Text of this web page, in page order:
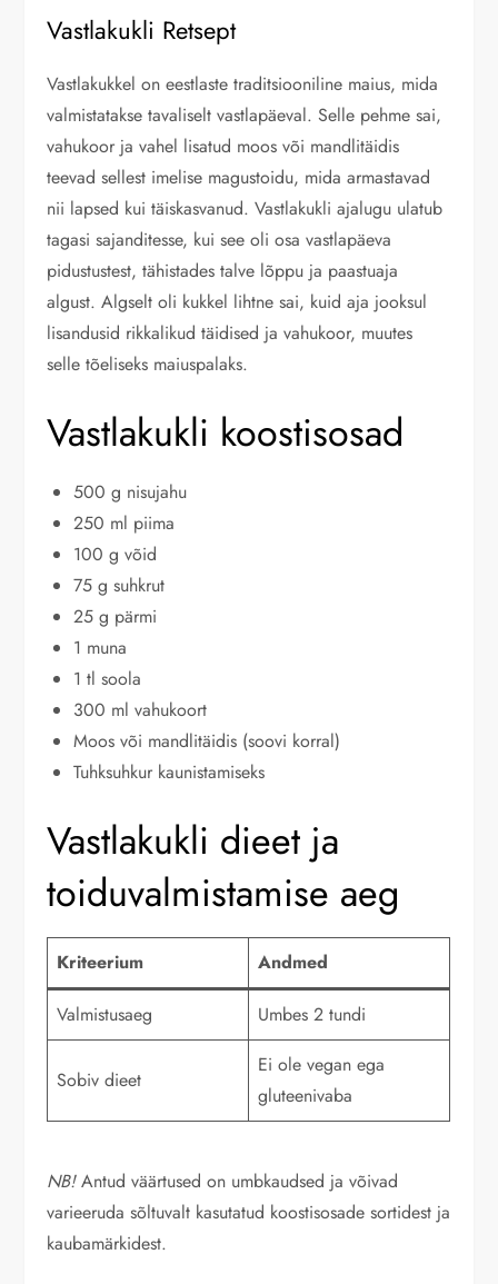
Vastlakukli Retsept
Vastlakukkel on eestlaste traditsiooniline maius, mida
valmistatakse tavaliselt vastlapäeval. Selle pehme sai,
vahukoor ja vahel lisatud moos või mandlitäidis
teevad sellest imelise magustoidu, mida armastavad
nii lapsed kui täiskasvanud. Vastlakukli ajalugu ulatub
tagasi sajanditesse, kui see oli osa vastlapäeva
pidustustest, tähistades talve lõppu ja paastuaja
algust. Algselt oli kukkel lihtne sai, kuid aja jooksul
lisandusid rikkalikud täidised ja vahukoor, muutes
selle tõeliseks maiuspalaks.
Vastlakukli koostisosad
500 g nisujahu
250 ml piima
100 g võid
75 g suhkrut
25 g pärmi
1 muna
1 tl soola
300 ml vahukoort
Moos või mandlitäidis (soovi korral)
Tuhksuhkur kaunistamiseks
Vastlakukli dieet ja
toiduvalmistamise aeg
Kriteerium Andmed
Valmistusaeg Umbes 2 tundi
Sobiv dieet
Ei ole vegan ega
gluteenivaba
NB!Antud väärtused on umbkaudsed ja võivad
varieeruda sõltuvalt kasutatud koostisosade sortidest ja
kaubamärkidest.